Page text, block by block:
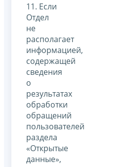
11. Если
Отдел
не
располагает
информацией,
содержащей
сведения
о
результатах
обработки
обращений
пользователей
раздела
«Открытые
данные»,